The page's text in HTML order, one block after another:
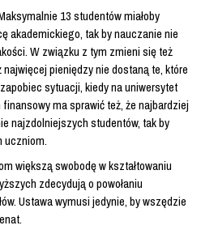
13 studentów miałoby
akademickiego, tak by nauczanie nie
W związku z tym zmieni się też
pieniędzy nie dostaną te, które
sytuacji, kiedy na uniwersytet
ma sprawić też, że najbardziej
najzdolniejszych studentów, tak by
uczniom.
większą swobodę w kształtowaniu
zdecydują o powołaniu
Ustawa wymusi jedynie, by wszędzie